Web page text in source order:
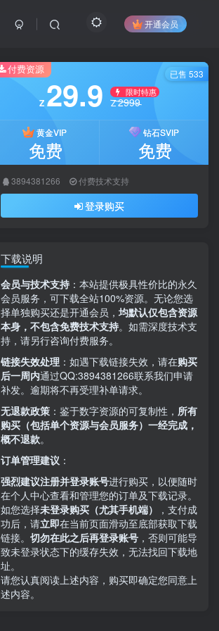
开通会员
付费资源
Z 29.9 限时特惠
Z2999
黄金VIP
免费
钻石SVIP
免费
3894381266 付费技术支持
登录购买
已售 533
下载说明
会员与技术支持 ：本站提供极具性价比的永久
会员服务，可下载全站100%资源。无论您选
择单独购买还是开通会员， 均默认仅包含资源
本身，不包含免费技术支持。如需深度技术支
持，请另行咨询付费服务。
链接失效处理 ：如遇下载链接失效，请在购买
后一周内通过QQ:3894381266联系我们申请
补发。逾期将不再受理补单请求。
无退款政策 ：鉴于数字资源的可复制性， 所有
购买（包括单个资源与会员服务）一经完成，
概不退款。
订单管理建议 ：
强烈建议注册并登录账号进行购买，以便随时
在个人中心查看和管理您的订单及下载记录。
如您选择未登录购买（尤其手机端）
，支付成
功后，请立即在当前页面滑动至底部获取下载
链接。 切勿在此之后再登录账号 ，否则可能导
致未登录状态下的缓存失效，无法找回下载地
址。
请您认真阅读上述内容，购买即确定您同意上
述内容。